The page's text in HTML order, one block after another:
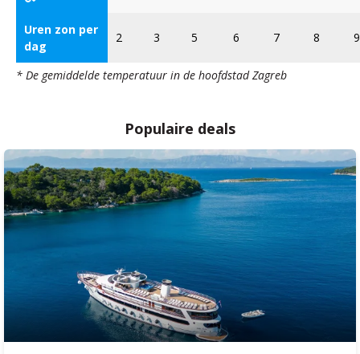
Uren zon per
dag
2 3 5 6 7 8 9
* De gemiddelde temperatuur in de hoofdstad Zagreb
Populaire deals